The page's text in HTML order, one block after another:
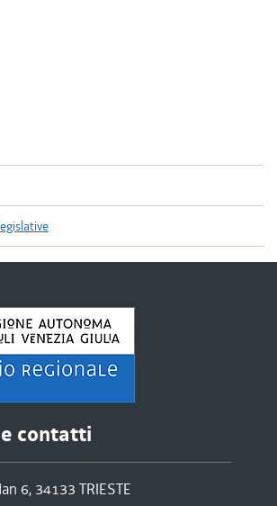
contatti
6, 34133 TRIESTE